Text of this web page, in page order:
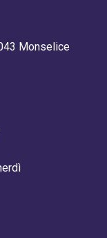
Monselice